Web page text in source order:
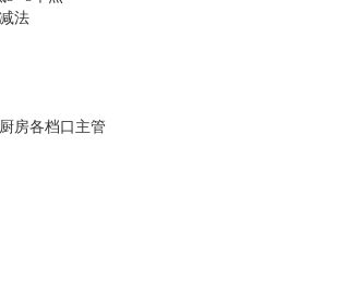
法
房各档口主管